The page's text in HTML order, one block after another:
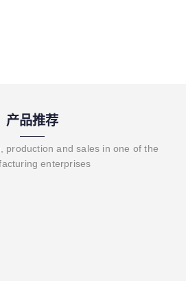
产品推荐
production and sales in one of the
enterprises